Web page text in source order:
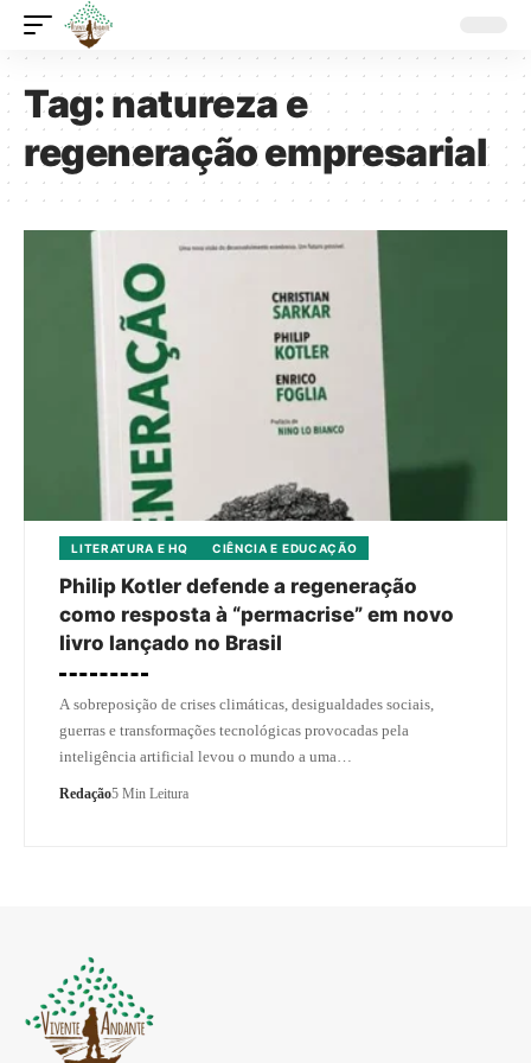
Tag:natureza e
regeneração empresarial
LITERATURA E HQ CIÊNCIA E EDUCAÇÃO
Philip Kotler defende a regeneração
como resposta à “permacrise” em novo
livro lançado no Brasil
A sobreposição de crises climáticas, desigualdades sociais,
guerras e transformações tecnológicas provocadas pela
inteligência artificial levou o mundo a uma…
Redação5 Min Leitura